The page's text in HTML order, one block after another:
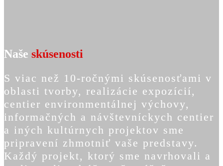
Naše skúsenosti
S viac než 10-ročnými skúsenosťami v
oblasti tvorby, realizácie expozícií,
centier environmentálnej výchovy,
informačných a návštevníckych centier
a iných kultúrnych projektov sme
pripravení zhmotniť vaše predstavy.
Každý projekt, ktorý sme navrhovali a